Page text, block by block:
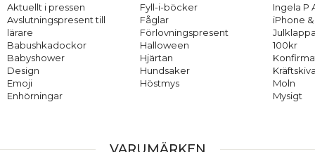
Aktuellt i pressen
Avslutningspresent till
lärare
Babushkadockor
Babyshower
Design
Emoji
Enhörningar
Fyll-i-böcker
Fåglar
Förlovningspresent
Halloween
Hjärtan
Hundsaker
Höstmys
Ingela P
iPhone
100kr
Moln
Mysigt
VARUMÄRKEN